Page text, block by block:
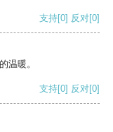
支持[0] 反对[0]
温暖。
支持[0] 反对[0]